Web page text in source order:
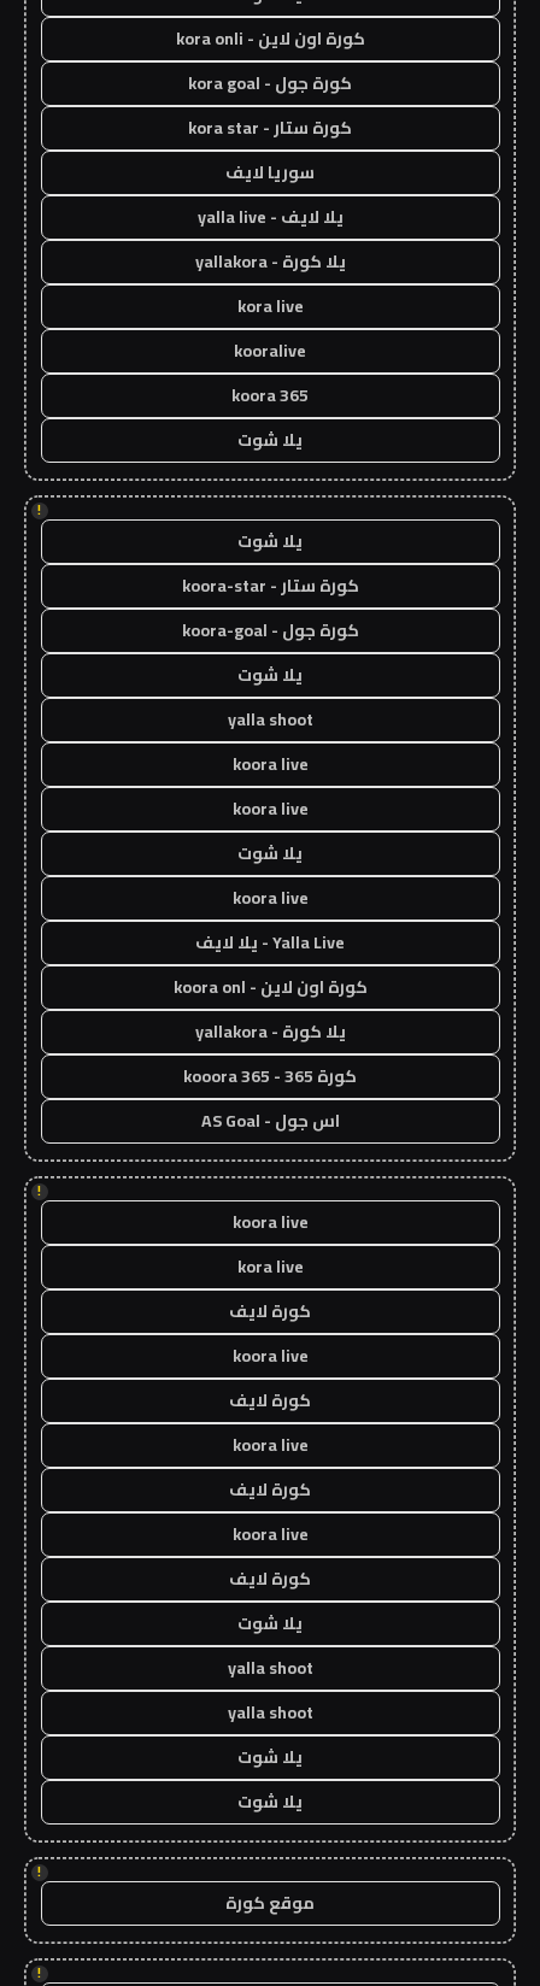
كورة اون لاين - kora onli
كورة جول - kora goal
كورة ستار - kora star
سوريا لايف
يلا لايف - yalla live
يلا كورة - yallakora
kora live
kooralive
koora 365
يلا شوت
!
يلا شوت
كورة ستار - koora-star
كورة جول - koora-goal
يلا شوت
yalla shoot
koora live
koora live
يلا شوت
koora live
Yalla Live - يلا لايف
كورة اون لاين - koora onl
يلا كورة - yallakora
كورة 365 - kooora 365
اس جول - AS Goal
!
koora live
kora live
كورة لايف
koora live
كورة لايف
koora live
كورة لايف
koora live
كورة لايف
يلا شوت
yalla shoot
yalla shoot
يلا شوت
يلا شوت
!
موقع كورة
!